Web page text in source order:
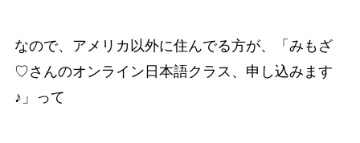
なので、アメリカ以外に住んでる方が、「みもざ
♡さんのオンライン日本語クラス、申し込みます
♪」って